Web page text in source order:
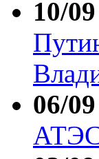
10/09
06/09